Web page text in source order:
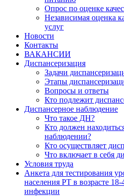
Опрос по оценке
Независимая оценка
услуг
Новости
Контакты
ВАКАНСИИ
Диспансеризация
Задачи
Этапы
Вопросы и ответы
Кто подлежит
Диспансерное наблюдение
Что такое ДН?
Кто должен
наблюдении?
Кто осуществляет
Что включает в себя
Условия труда
Анкета для тестирования
населения РТ в возрасте
инфекции